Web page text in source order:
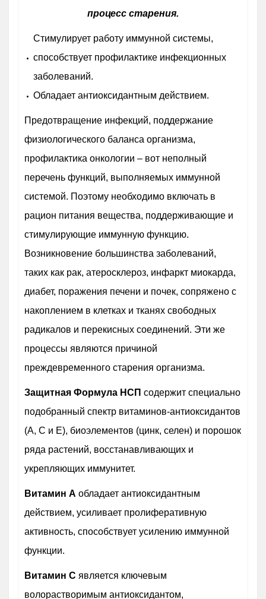
процесс старения.
Стимулирует работу иммунной системы,
способствует профилактике инфекционных
заболеваний.
Обладает антиоксидантным действием.
Предотвращение инфекций, поддержание
физиологического баланса организма,
профилактика онкологии – вот неполный
перечень функций, выполняемых иммунной
системой. Поэтому необходимо включать в
рацион питания вещества, поддерживающие и
стимулирующие иммунную функцию.
Возникновение большинства заболеваний,
таких как рак, атеросклероз, инфаркт миокарда,
диабет, поражения печени и почек, сопряжено с
накоплением в клетках и тканях свободных
радикалов и перекисных соединений. Эти же
процессы являются причиной
преждевременного старения организма.
Защитная Формула НСП содержит специально
подобранный спектр витаминов-антиоксидантов
(А, С и Е), биоэлементов (цинк, селен) и порошок
ряда растений, восстанавливающих и
укрепляющих иммунитет.
Витамин А обладает антиоксидантным
действием, усиливает пролиферативную
активность, способствует усилению иммунной
функции.
Витамин С является ключевым
волорастворимым антиоксидантом,